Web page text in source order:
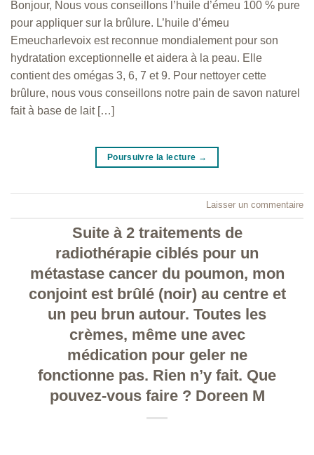
Bonjour, Nous vous conseillons l’huile d’émeu 100 % pure
pour appliquer sur la brûlure. L’huile d’émeu
Emeucharlevoix est reconnue mondialement pour son
hydratation exceptionnelle et aidera à la peau. Elle
contient des omégas 3, 6, 7 et 9. Pour nettoyer cette
brûlure, nous vous conseillons notre pain de savon naturel
fait à base de lait […]
Poursuivre la lecture →
Laisser un commentaire
Suite à 2 traitements de
radiothérapie ciblés pour un
métastase cancer du poumon, mon
conjoint est brûlé (noir) au centre et
un peu brun autour. Toutes les
crèmes, même une avec
médication pour geler ne
fonctionne pas. Rien n’y fait. Que
pouvez-vous faire ? Doreen M